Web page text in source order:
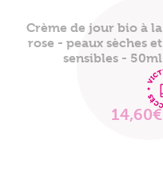
Crème de jour bio à la
rose - peaux sèches et
sensibles - 50ml
14,60€